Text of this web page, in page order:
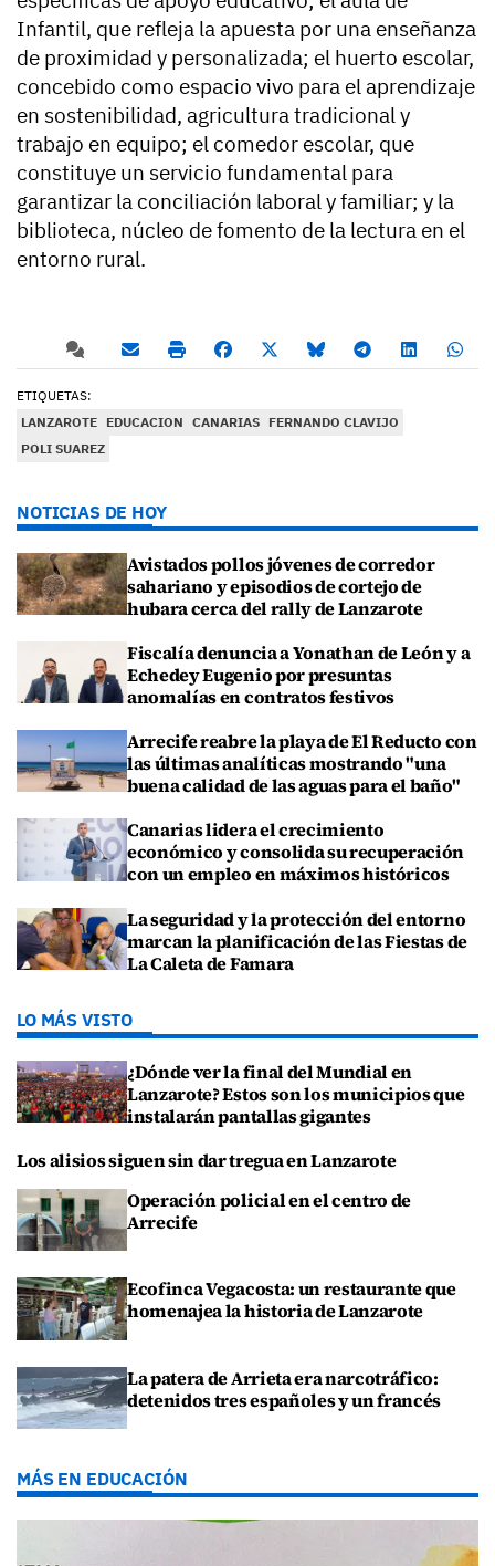
Infantil, que refleja la apuesta por una enseñanza
de proximidad y personalizada; el huerto escolar,
concebido como espacio vivo para el aprendizaje
en sostenibilidad, agricultura tradicional y
trabajo en equipo; el comedor escolar, que
constituye un servicio fundamental para
garantizar la conciliación laboral y familiar; y la
biblioteca, núcleo de fomento de la lectura en el
entorno rural.
ETIQUETAS:
LANZAROTE EDUCACION CANARIAS FERNANDO CLAVIJO
POLI SUAREZ
NOTICIAS DE HOY
Avistados pollos jóvenes de corredor
sahariano y episodios de cortejo de
hubara cerca del rally de Lanzarote
Fiscalía denuncia a Yonathan de León y a
Echedey Eugenio por presuntas
anomalías en contratos festivos
Arrecife reabre la playa de El Reducto con
las últimas analíticas mostrando "una
buena calidad de las aguas para el baño"
Canarias lidera el crecimiento
económico y consolida su recuperación
con un empleo en máximos históricos
La seguridad y la protección del entorno
marcan la planificación de las Fiestas de
La Caleta de Famara
LO MÁS VISTO
¿Dónde ver la final del Mundial en
Lanzarote? Estos son los municipios que
instalarán pantallas gigantes
Los alisios siguen sin dar tregua en Lanzarote
Operación policial en el centro de
Arrecife
Ecofinca Vegacosta: un restaurante que
homenajea la historia de Lanzarote
La patera de Arrieta era narcotráfico:
detenidos tres españoles y un francés
MÁS EN EDUCACIÓN